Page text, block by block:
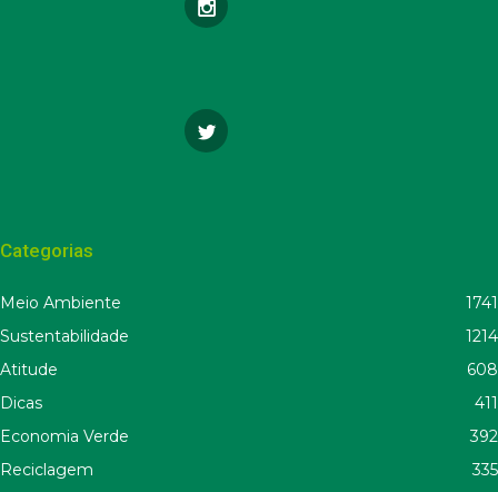
Categorias
Meio Ambiente
1741
Sustentabilidade
1214
Atitude
608
Dicas
411
Economia Verde
392
Reciclagem
335